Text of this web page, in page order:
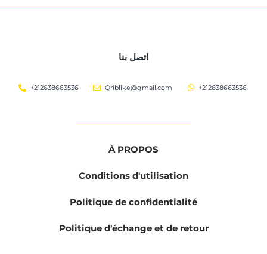
اتصل بنا
+212638663536 Qriblike@gmail.com +212638663536
À PROPOS
Conditions d'utilisation
Politique de confidentialité
Politique d'échange et de retour